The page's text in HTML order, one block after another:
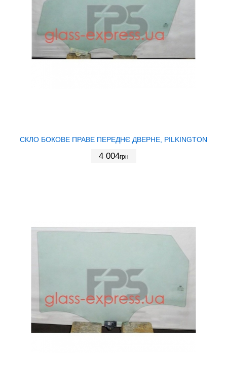
СКЛО БОКОВЕ ПРАВЕ ПЕРЕДНЄ ДВЕРНЕ, PILKINGTON
4 004грн